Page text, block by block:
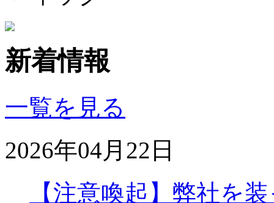
新着情報
一覧を見る
2026年04月22日
【注意喚起】弊社を